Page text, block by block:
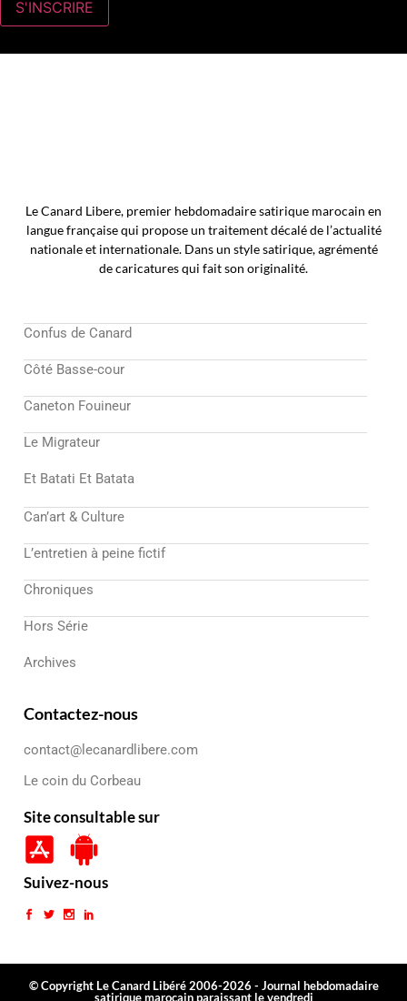
Le Canard Libere, premier hebdomadaire satirique marocain en
langue française qui propose un traitement décalé de l’actualité
nationale et internationale. Dans un style satirique, agrémenté
de caricatures qui fait son originalité.
Confus de Canard
Côté Basse-cour
Caneton Fouineur
Le Migrateur
Et Batati Et Batata
Can’art & Culture
L’entretien à peine fictif
Chroniques
Hors Série
Archives
Contactez-nous
contact@lecanardlibere.com
Le coin du Corbeau
Site consultable sur
Suivez-nous
© Copyright Le Canard Libéré 2006-2026 - Journal hebdomadaire
satirique marocain paraissant le vendredi